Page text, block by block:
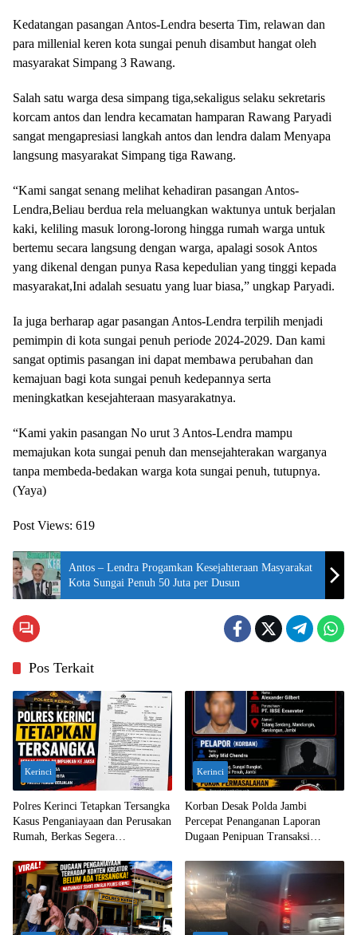
Kedatangan pasangan Antos-Lendra beserta Tim, relawan dan
para millenial keren kota sungai penuh disambut hangat oleh
masyarakat Simpang 3 Rawang.
Salah satu warga desa simpang tiga,sekaligus selaku sekretaris
korcam antos dan lendra kecamatan hamparan Rawang Paryadi
sangat mengapresiasi langkah antos dan lendra dalam Menyapa
langsung masyarakat Simpang tiga Rawang.
“Kami sangat senang melihat kehadiran pasangan Antos-
Lendra,Beliau berdua rela meluangkan waktunya untuk berjalan
kaki, keliling masuk lorong-lorong hingga rumah warga untuk
bertemu secara langsung dengan warga, apalagi sosok Antos
yang dikenal dengan punya Rasa kepedulian yang tinggi kepada
masyarakat,Ini adalah sesuatu yang luar biasa,” ungkap Paryadi.
Ia juga berharap agar pasangan Antos-Lendra terpilih menjadi
pemimpin di kota sungai penuh periode 2024-2029. Dan kami
sangat optimis pasangan ini dapat membawa perubahan dan
kemajuan bagi kota sungai penuh kedepannya serta
meningkatkan kesejahteraan masyarakatnya.
“Kami yakin pasangan No urut 3 Antos-Lendra mampu
memajukan kota sungai penuh dan mensejahterakan warganya
tanpa membeda-bedakan warga kota sungai penuh, tutupnya.
(Yaya)
Post Views: 619
Antos – Lendra Progamkan Kesejahteraan Masyarakat
Kota Sungai Penuh 50 Juta per Dusun
Pos Terkait
Kerinci
Polres Kerinci Tetapkan Tersangka
Kasus Penganiayaan dan Perusakan
Rumah, Berkas Segera
Kerinci
Korban Desak Polda Jambi
Percepat Penanganan Laporan
Dugaan Penipuan Transaksi